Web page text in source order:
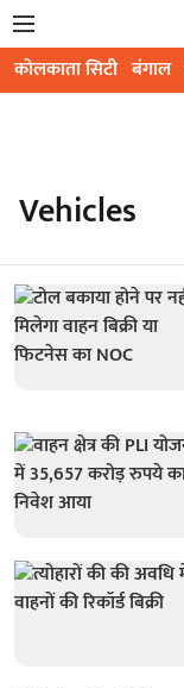
कोलकाता सिटी बंगाल
Vehicles